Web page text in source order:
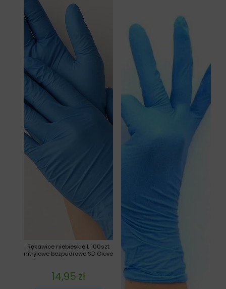
Rękawice niebieskie L 100szt
nitrylowe bezpudrowe SD Glove
14,95 zł